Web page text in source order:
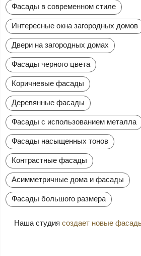
Фасады в современном стиле
Интересные окна загородных домов
Двери на загородных домах
Фасады черного цвета
Коричневые фасады
Деревянные фасады
Фасады с использованием металла
Фасады насыщенных тонов
Контрастные фасады
Асимметричные дома и фасады
Фасады большого размера
Наша студия создает новые